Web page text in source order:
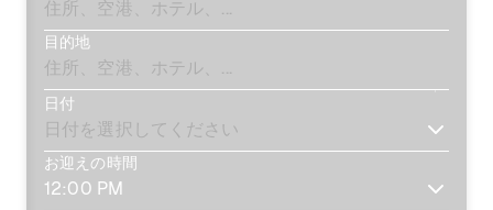
目的地
日付
お迎えの時間